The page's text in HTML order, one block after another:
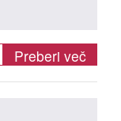
Preberi več